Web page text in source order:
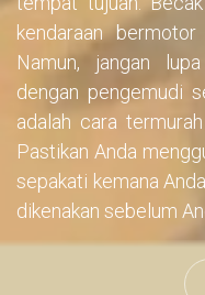
kendaraan
Namun, jangan
dengan pengemudi
adalah cara
Pastikan Anda
sepakati kemana
dikenakan sebelum